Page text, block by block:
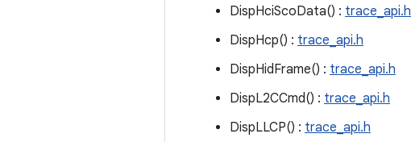
DispHciScoData() : trace_api.h
DispHcp() : trace_api.h
DispHidFrame() : trace_api.h
DispL2CCmd() : trace_api.h
DispLLCP() : trace_api.h